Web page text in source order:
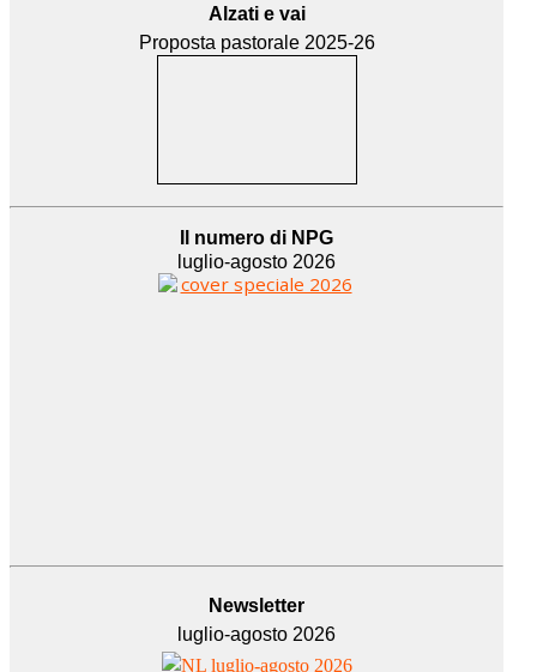
Alzati e vai
Proposta pastorale 2025-26
Il numero di NPG
luglio-agosto 2026
Newsletter
luglio-agosto 2026